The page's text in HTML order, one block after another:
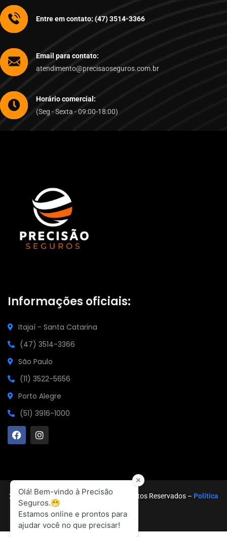
Entre em contato: (47) 3514-3366
Email para contato:
atendimento@precisaoseguros.com.br
Horário comercial:
(Seg - Sexta - 09:00-18:00)
Informações oficiais:
Itajaí - Santa Catarina
(47) 3514-3366
São Paulo
(11) 3522-5656
Porto Alegre
(51) 3916-1000
2026© Precisão Seguros. Todos os Direitos Reservados – Política